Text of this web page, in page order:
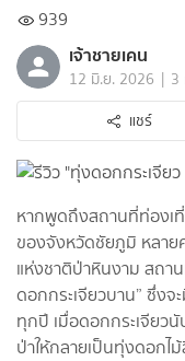
939
เจ้าชายเคน
12 มิ.ย. 2026 | 3
แชร์
หากพูดถึงสถานที่ท่องเ
ของจังหวัดชัยภูมิ หลา
แห่งชาติป่าหินงาม สถา
ดอกกระเจียวบาน” ซึ่ง
ทุกปี เมื่อดอกกระเจีย
ป่าให้กลายเป็นทุ่งดอก